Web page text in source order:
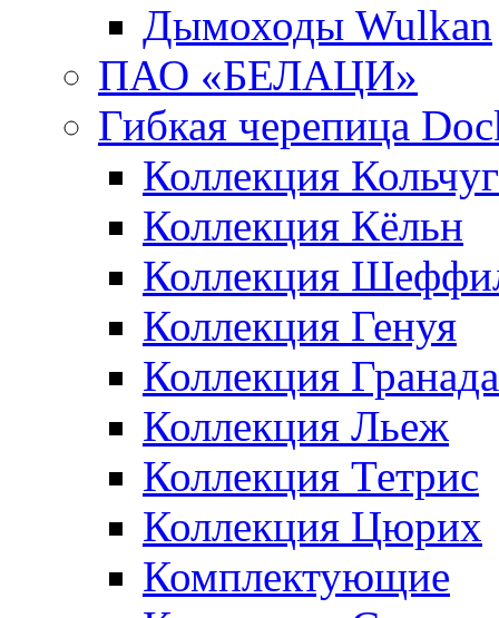
Дымоходы Wulkan
ПАО «БЕЛАЦИ»
Гибкая черепица
Коллекция
Коллекция Кёльн
Коллекция
Коллекция Генуя
Коллекция Гранада
Коллекция Льеж
Коллекция Тетрис
Коллекция Цюрих
Комплектующие